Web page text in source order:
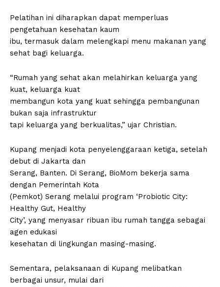
Pelatihan ini diharapkan dapat memperluas
pengetahuan kesehatan kaum
ibu, termasuk dalam melengkapi menu makanan yang
sehat bagi keluarga.
“Rumah yang sehat akan melahirkan keluarga yang
kuat, keluarga kuat
membangun kota yang kuat sehingga pembangunan
bukan saja infrastruktur
tapi keluarga yang berkualitas,” ujar Christian.
Kupang menjadi kota penyelenggaraan ketiga, setelah
debut di Jakarta dan
Serang, Banten. Di Serang, BioMom bekerja sama
dengan Pemerintah Kota
(Pemkot) Serang melalui program ‘Probiotic City:
Healthy Gut, Healthy
City’, yang menyasar ribuan ibu rumah tangga sebagai
agen edukasi
kesehatan di lingkungan masing-masing.
Sementara, pelaksanaan di Kupang melibatkan
berbagai unsur, mulai dari